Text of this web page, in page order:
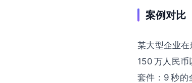
案例对比
某大型企业
150 万人民
套件：9 秒的